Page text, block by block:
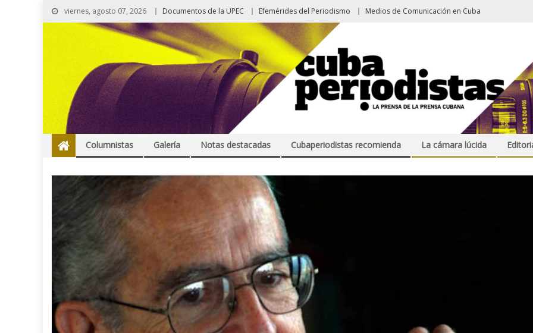
viernes, agosto 07, 2026 Documentos de la UPEC Efemérides del Periodismo Medios de Comunicación en Cuba
Columnistas Galería Notas destacadas Cubaperiodistas recomienda La cámara lúcida